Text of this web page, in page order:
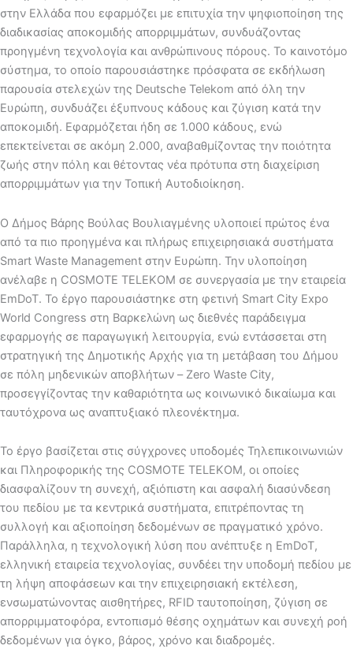
στην Ελλάδα που εφαρμόζει με επιτυχία την ψηφιοποίηση της
διαδικασίας αποκομιδής απορριμμάτων, συνδυάζοντας
προηγμένη τεχνολογία και ανθρώπινους πόρους. Το καινοτόμο
σύστημα, το οποίο παρουσιάστηκε πρόσφατα σε εκδήλωση
παρουσία στελεχών της Deutsche Telekom από όλη την
Ευρώπη, συνδυάζει έξυπνους κάδους και ζύγιση κατά την
αποκομιδή. Εφαρμόζεται ήδη σε 1.000 κάδους, ενώ
επεκτείνεται σε ακόμη 2.000, αναβαθμίζοντας την ποιότητα
ζωής στην πόλη και θέτοντας νέα πρότυπα στη διαχείριση
απορριμμάτων για την Τοπική Αυτοδιοίκηση.
Ο Δήμος Βάρης Βούλας Βουλιαγμένης υλοποιεί πρώτος ένα
από τα πιο προηγμένα και πλήρως επιχειρησιακά συστήματα
Smart Waste Management στην Ευρώπη. Την υλοποίηση
ανέλαβε η COSMOTE TELEKOM σε συνεργασία με την εταιρεία
EmDoT. Το έργο παρουσιάστηκε στη φετινή Smart City Expo
World Congress στη Βαρκελώνη ως διεθνές παράδειγμα
εφαρμογής σε παραγωγική λειτουργία, ενώ εντάσσεται στη
στρατηγική της Δημοτικής Αρχής για τη μετάβαση του Δήμου
σε πόλη μηδενικών αποβλήτων – Zero Waste City,
προσεγγίζοντας την καθαριότητα ως κοινωνικό δικαίωμα και
ταυτόχρονα ως αναπτυξιακό πλεονέκτημα.
Το έργο βασίζεται στις σύγχρονες υποδομές Τηλεπικοινωνιών
και Πληροφορικής της COSMOTE TELEKOM, οι οποίες
διασφαλίζουν τη συνεχή, αξιόπιστη και ασφαλή διασύνδεση
του πεδίου με τα κεντρικά συστήματα, επιτρέποντας τη
συλλογή και αξιοποίηση δεδομένων σε πραγματικό χρόνο.
Παράλληλα, η τεχνολογική λύση που ανέπτυξε η EmDoT,
ελληνική εταιρεία τεχνολογίας, συνδέει την υποδομή πεδίου με
τη λήψη αποφάσεων και την επιχειρησιακή εκτέλεση,
ενσωματώνοντας αισθητήρες, RFID ταυτοποίηση, ζύγιση σε
απορριμματοφόρα, εντοπισμό θέσης οχημάτων και συνεχή ροή
δεδομένων για όγκο, βάρος, χρόνο και διαδρομές.